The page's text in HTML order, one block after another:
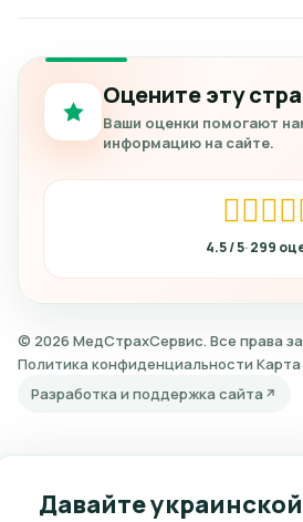
Оцените эту
Ваши оценки помогают
информацию на сайте.
4.5 299
© 2026 МедСтрахСервис. Все права
Политика конфиденциальности
Разработка и поддержка сайта
Давайте